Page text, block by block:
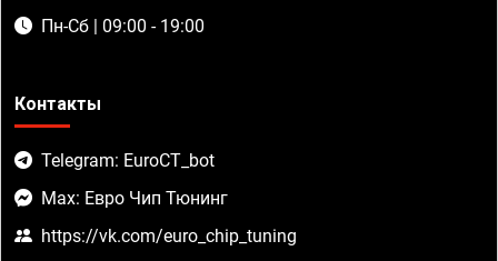
Пн-Сб | 09:00 - 19:00
Контакты
Telegram: EuroCT_bot
Max: Евро Чип Тюнинг
https://vk.com/euro_chip_tuning